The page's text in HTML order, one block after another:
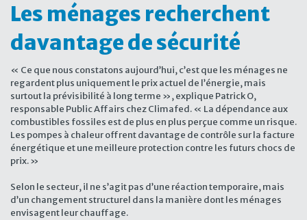
Les ménages recherchent
davantage de sécurité
« Ce que nous constatons aujourd’hui, c’est que les ménages ne
regardent plus uniquement le prix actuel de l’énergie, mais
surtout la prévisibilité à long terme », explique Patrick O,
responsable Public Affairs chez Climafed. « La dépendance aux
combustibles fossiles est de plus en plus perçue comme un risque.
Les pompes à chaleur offrent davantage de contrôle sur la facture
énergétique et une meilleure protection contre les futurs chocs de
prix. »
Selon le secteur, il ne s’agit pas d’une réaction temporaire, mais
d’un changement structurel dans la manière dont les ménages
envisagent leur chauffage.